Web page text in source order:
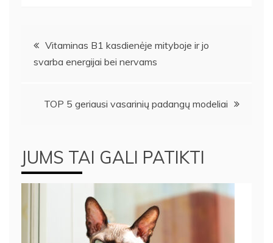
Navigacija
tarp
įrašų
Vitaminas B1 kasdienėje mityboje ir jo
svarba energijai bei nervams
TOP 5 geriausi vasarinių padangų modeliai
JUMS TAI GALI PATIKTI